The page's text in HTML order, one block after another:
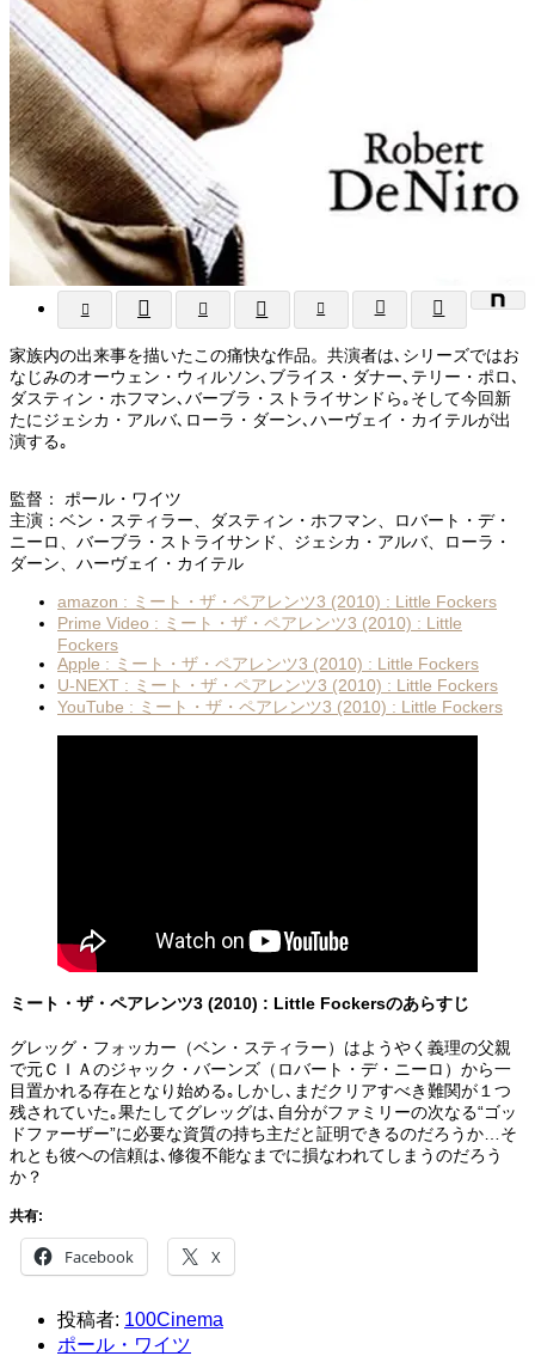
家族内の出来事を描いたこの痛快な作品。共演者は､シリーズではお
なじみのオーウェン・ウィルソン､ブライス・ダナー､テリー・ポロ､
ダスティン・ホフマン､バーブラ・ストライサンドら｡そして今回新
たにジェシカ・アルバ､ローラ・ダーン､ハーヴェイ・カイテルが出
演する｡
監督： ポール・ワイツ
主演：ベン・スティラー、ダスティン・ホフマン、ロバート・デ・
ニーロ、バーブラ・ストライサンド、ジェシカ・アルバ、ローラ・
ダーン、ハーヴェイ・カイテル
amazon : ミート・ザ・ペアレンツ3 (2010) : Little Fockers
Prime Video : ミート・ザ・ペアレンツ3 (2010) : Little
Fockers
Apple : ミート・ザ・ペアレンツ3 (2010) : Little Fockers
U-NEXT : ミート・ザ・ペアレンツ3 (2010) : Little Fockers
YouTube : ミート・ザ・ペアレンツ3 (2010) : Little Fockers
ミート・ザ・ペアレンツ3 (2010) : Little Fockersのあらすじ
グレッグ・フォッカー（ベン・スティラー）はようやく義理の父親
で元ＣＩＡのジャック・バーンズ（ロバート・デ・ニーロ）から一
目置かれる存在となり始める｡しかし､まだクリアすべき難関が１つ
残されていた｡果たしてグレッグは､自分がファミリーの次なる“ゴッ
ドファーザー”に必要な資質の持ち主だと証明できるのだろうか…そ
れとも彼への信頼は､修復不能なまでに損なわれてしまうのだろう
か？
共有:
Facebook X
投稿者: 100Cinema
ポール・ワイツ